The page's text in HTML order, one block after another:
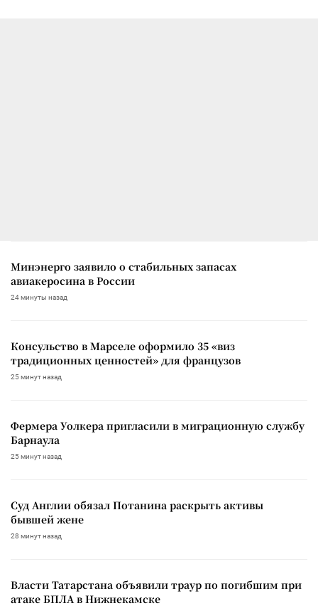
Минэнерго заявило о стабильных запасах
авиакеросина в России
24 минуты назад
Консульство в Марселе оформило 35 «виз
традиционных ценностей» для французов
25 минут назад
Фермера Уолкера пригласили в миграционную службу
Барнаула
25 минут назад
Суд Англии обязал Потанина раскрыть активы
бывшей жене
28 минут назад
Власти Татарстана объявили траур по погибшим при
атаке БПЛА в Нижнекамске